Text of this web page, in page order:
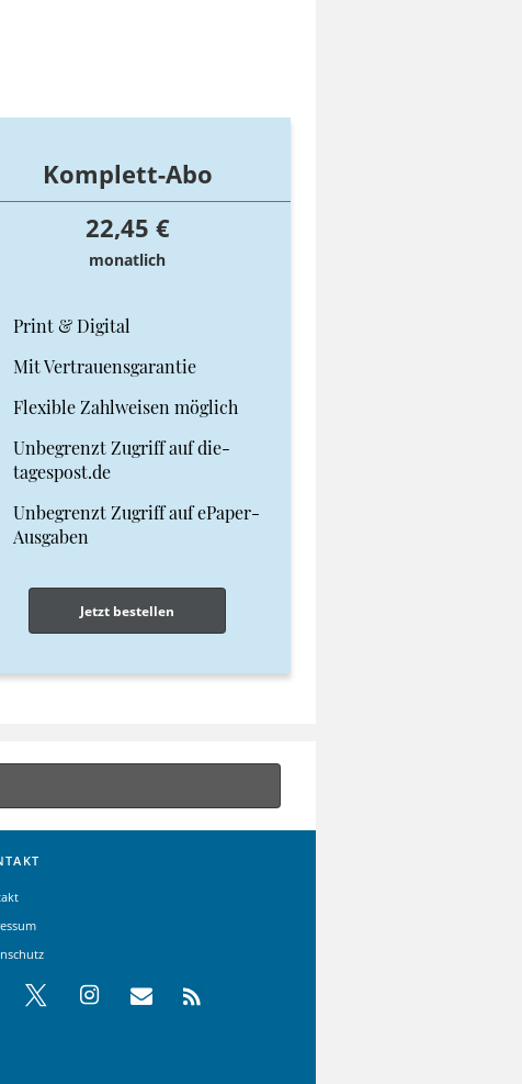
Komplett-Abo
22,45 €
monatlich
Print & Digital
Mit Vertrauensgarantie
Flexible Zahlweisen möglich
Unbegrenzt Zugriff auf die-
tagespost.de
Unbegrenzt Zugriff auf ePaper-
Ausgaben
Jetzt bestellen